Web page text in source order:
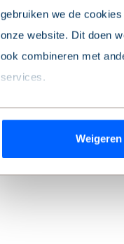
gebruiken we de
onze website. Dit doen
ook combineren met
services.
Wil je je keuze
Weigeren